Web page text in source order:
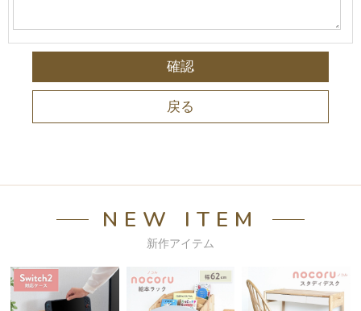
NEW ITEM
新作アイテム